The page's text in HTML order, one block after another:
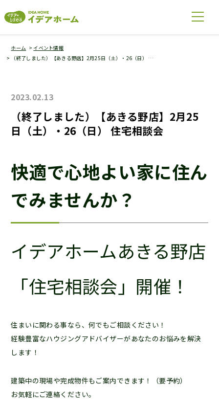
ホーム
イベント情報
（終了しました）【あきる野店】2月25日（土）・26（日） …
2023.02.13
（終了しました）【あきる野店】2月25
日（土）・26（日） 住宅相談会
快適で心地よい家に住ん
でみませんか？
イデアホームあきる野店
「住宅相談会」開催！
住まいに関わる事なら、何でもご相談ください！
経験豊富なハウジングアドバイザーがあなたのお悩みを解決
します！
建築中の現場や完成物件もご案内できます！（要予約）
お気軽にご連絡ください。